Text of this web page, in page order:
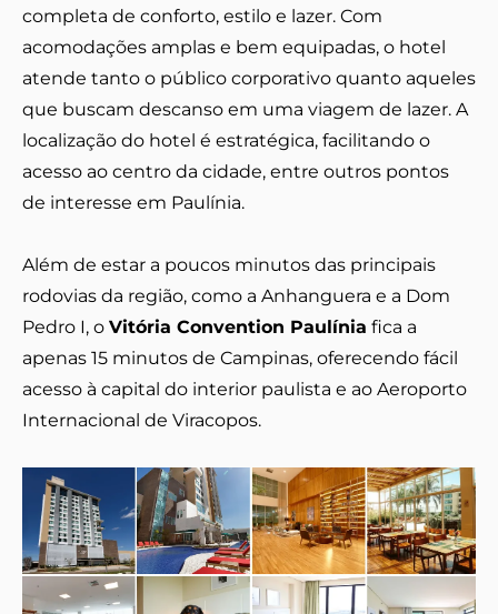
completa de conforto, estilo e lazer. Com
acomodações amplas e bem equipadas, o hotel
atende tanto o público corporativo quanto aqueles
que buscam descanso em uma viagem de lazer. A
localização do hotel é estratégica, facilitando o
acesso ao centro da cidade, entre outros pontos
de interesse em Paulínia.
Além de estar a poucos minutos das principais
rodovias da região, como a Anhanguera e a Dom
Pedro I, o Vitória Convention Paulínia fica a
apenas 15 minutos de Campinas, oferecendo fácil
acesso à capital do interior paulista e ao Aeroporto
Internacional de Viracopos.